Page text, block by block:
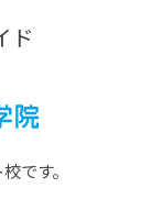
ド
です。